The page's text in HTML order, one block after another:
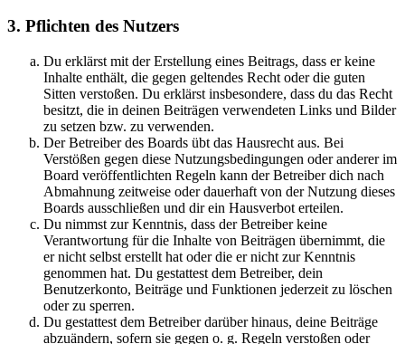
3. Pflichten des Nutzers
Du erklärst mit der Erstellung eines Beitrags, dass er keine
Inhalte enthält, die gegen geltendes Recht oder die guten
Sitten verstoßen. Du erklärst insbesondere, dass du das Recht
besitzt, die in deinen Beiträgen verwendeten Links und Bilder
zu setzen bzw. zu verwenden.
Der Betreiber des Boards übt das Hausrecht aus. Bei
Verstößen gegen diese Nutzungsbedingungen oder anderer im
Board veröffentlichten Regeln kann der Betreiber dich nach
Abmahnung zeitweise oder dauerhaft von der Nutzung dieses
Boards ausschließen und dir ein Hausverbot erteilen.
Du nimmst zur Kenntnis, dass der Betreiber keine
Verantwortung für die Inhalte von Beiträgen übernimmt, die
er nicht selbst erstellt hat oder die er nicht zur Kenntnis
genommen hat. Du gestattest dem Betreiber, dein
Benutzerkonto, Beiträge und Funktionen jederzeit zu löschen
oder zu sperren.
Du gestattest dem Betreiber darüber hinaus, deine Beiträge
abzuändern, sofern sie gegen o. g. Regeln verstoßen oder